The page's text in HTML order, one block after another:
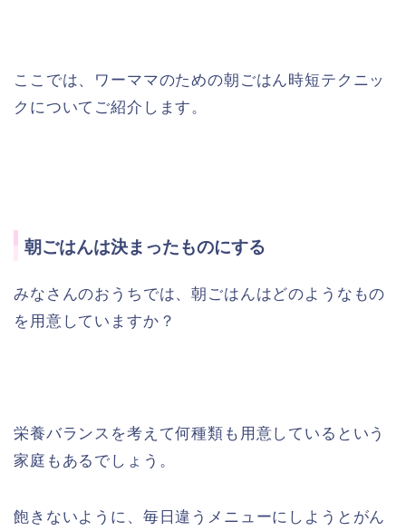
ここでは、ワーママのための朝ごはん時短テクニッ
クについてご紹介します。
朝ごはんは決まったものにする
みなさんのおうちでは、朝ごはんはどのようなもの
を用意していますか？
栄養バランスを考えて何種類も用意しているという
家庭もあるでしょう。
飽きないように、毎日違うメニューにしようとがん